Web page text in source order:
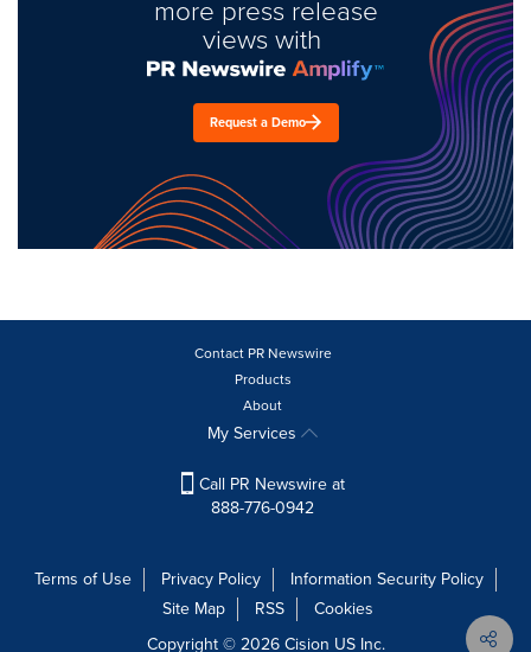
more press release
views with
Request a Demo
Contact PR Newswire
Products
About
My Services
Call PR Newswire at
888-776-0942
Terms of Use Privacy Policy
Information Security Policy
Site Map
RSS
Cookies
Copyright © 2026Cision US Inc.